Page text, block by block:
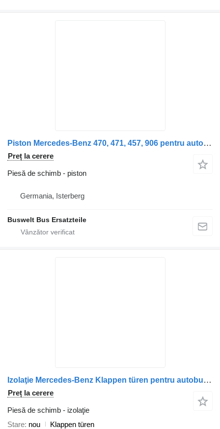
Piston Mercedes-Benz 470, 471, 457, 906 pentru autobuz Mercedes-Benz Citaro 1, Citaro 2, Conecto, Integro, Intouro, O350, Tourismo, Travego
Preț la cerere
Piesă de schimb - piston
Germania, Isterberg
Buswelt Bus Ersatzteile
Izolaţie Mercedes-Benz Klappen türen pentru autobuz Mercedes-Benz O350
Preț la cerere
Piesă de schimb - izolaţie
Stare nou
Klappen türen